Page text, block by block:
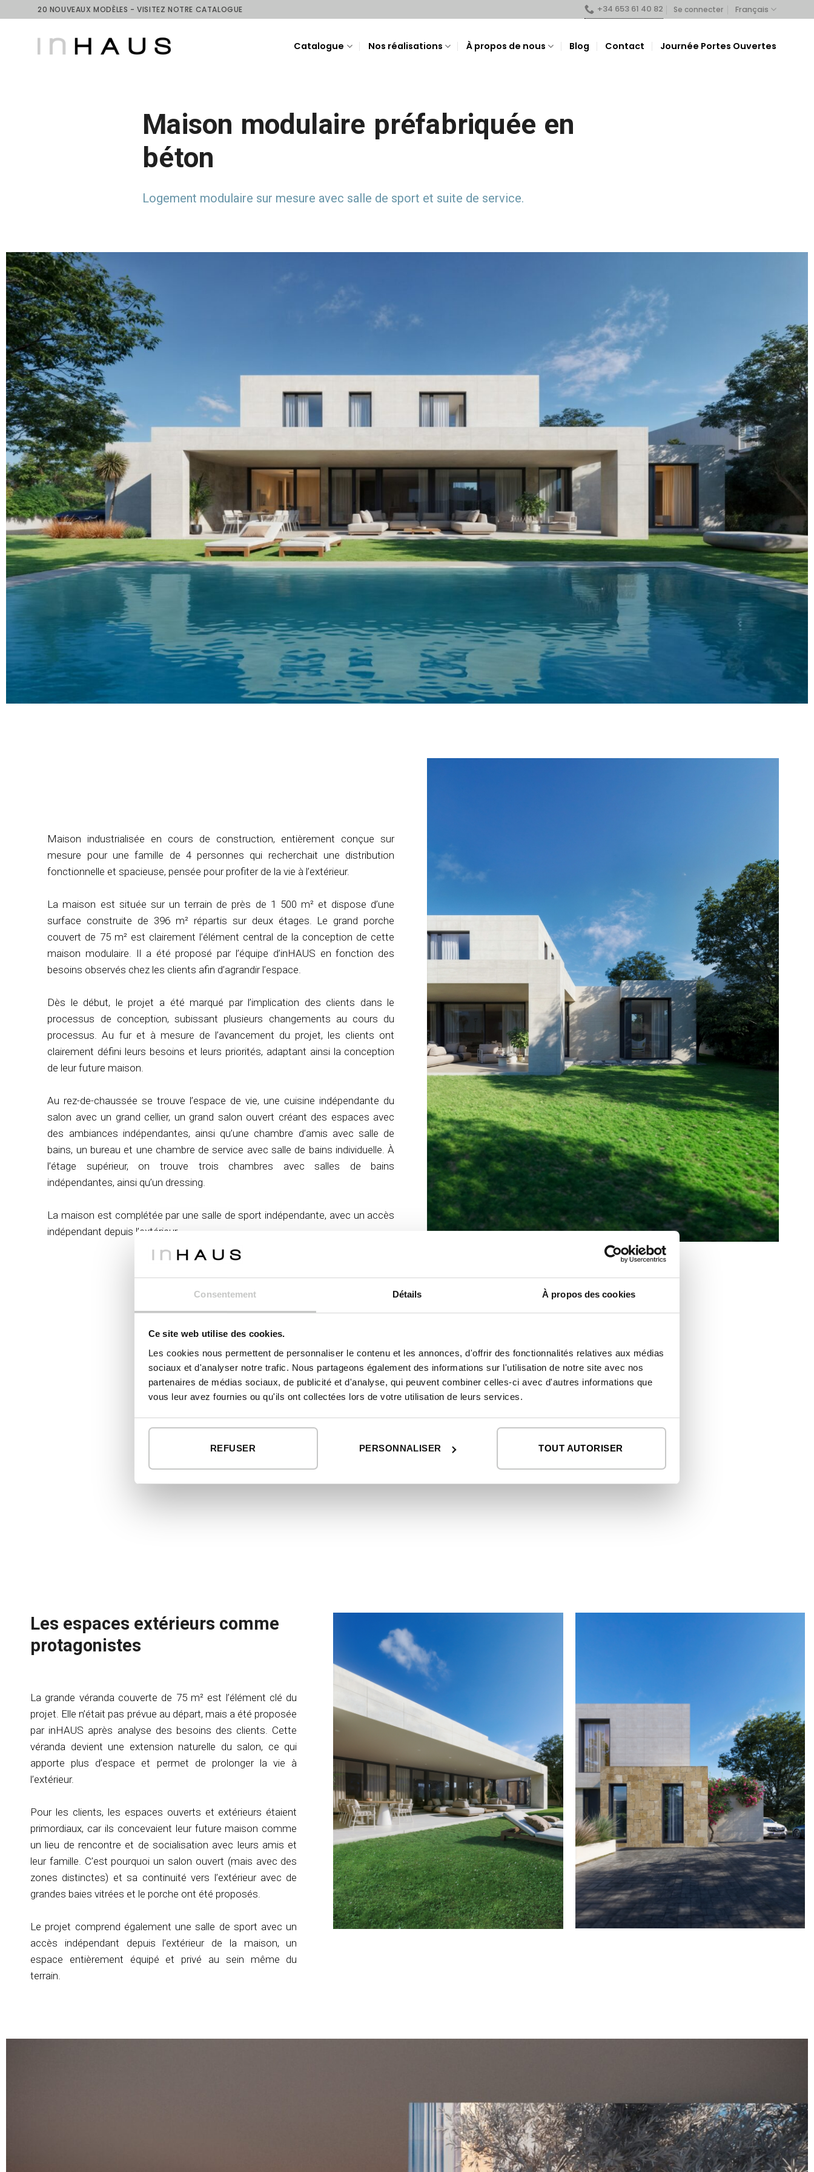
Consentement Détails À propos des cookies
Ce site web utilise des cookies.
Les cookies nous permettent de personnaliser le contenu et les annonces, d'offrir des fonctionnalités relatives aux médias
sociaux et d'analyser notre trafic. Nous partageons également des informations sur l'utilisation de notre site avec nos
partenaires de médias sociaux, de publicité et d'analyse, qui peuvent combiner celles-ci avec d'autres informations que
vous leur avez fournies ou qu'ils ont collectées lors de votre utilisation de leurs services.
REFUSER PERSONNALISER TOUT AUTORISER
20 NOUVEAUX MODÈLES - VISITEZ NOTRE CATALOGUE +34 653 61 40 82 Se connecter Français
Catalogue Nos réalisations À propos de nous Blog Contact Journée Portes Ouvertes
Maison modulaire préfabriquée en
béton
Logement modulaire sur mesure avec salle de sport et suite de service.
Maison industrialisée en cours de construction, entièrement conçue sur
mesure pour une famille de 4 personnes qui recherchait une distribution
fonctionnelle et spacieuse, pensée pour profiter de la vie à l’extérieur.
La maison est située sur un terrain de près de 1 500 m² et dispose d’une
surface construite de 396 m² répartis sur deux étages. Le grand porche
couvert de 75 m² est clairement l’élément central de la conception de cette
maison modulaire. Il a été proposé par l’équipe d’inHAUS en fonction des
besoins observés chez les clients afin d’agrandir l’espace.
Dès le début, le projet a été marqué par l’implication des clients dans le
processus de conception, subissant plusieurs changements au cours du
processus. Au fur et à mesure de l’avancement du projet, les clients ont
clairement défini leurs besoins et leurs priorités, adaptant ainsi la conception
de leur future maison.
Au rez-de-chaussée se trouve l’espace de vie, une cuisine indépendante du
salon avec un grand cellier, un grand salon ouvert créant des espaces avec
des ambiances indépendantes, ainsi qu’une chambre d’amis avec salle de
bains, un bureau et une chambre de service avec salle de bains individuelle. À
l’étage supérieur, on trouve trois chambres avec salles de bains
indépendantes, ainsi qu’un dressing.
La maison est complétée par une salle de sport indépendante, avec un accès
indépendant depuis l’extérieur.
396
m²
en béton sur mesure
Les espaces extérieurs comme
protagonistes
La grande véranda couverte de 75 m² est l’élément clé du
projet. Elle n’était pas prévue au départ, mais a été proposée
par inHAUS après analyse des besoins des clients. Cette
véranda devient une extension naturelle du salon, ce qui
apporte plus d’espace et permet de prolonger la vie à
l’extérieur.
Pour les clients, les espaces ouverts et extérieurs étaient
primordiaux, car ils concevaient leur future maison comme
un lieu de rencontre et de socialisation avec leurs amis et
leur famille. C’est pourquoi un salon ouvert (mais avec des
zones distinctes) et sa continuité vers l’extérieur avec de
grandes baies vitrées et le porche ont été proposés.
Le projet comprend également une salle de sport avec un
accès indépendant depuis l’extérieur de la maison, un
espace entièrement équipé et privé au sein même du
terrain.